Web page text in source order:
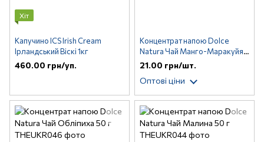
Хіт
Капучино ICS Irish Cream
Ірландський Віскі 1кг
460.00 грн/уп.
Концентрат напою Dolce
Natura Чай Манго-Маракуйя
50 г
21.00 грн/шт.
Оптові ціни